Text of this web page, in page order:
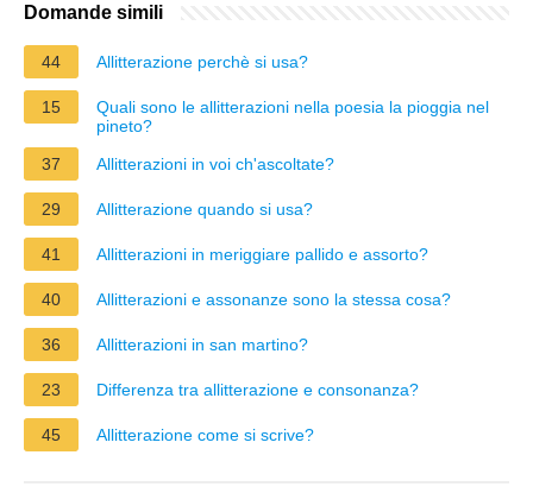
Domande simili
44 Allitterazione perchè si usa?
15
Quali sono le allitterazioni nella poesia la pioggia nel
pineto?
37
Allitterazioni in voi ch'ascoltate?
29 Allitterazione quando si usa?
41 Allitterazioni in meriggiare pallido e assorto?
40 Allitterazioni e assonanze sono la stessa cosa?
36 Allitterazioni in san martino?
23 Differenza tra allitterazione e consonanza?
45 Allitterazione come si scrive?